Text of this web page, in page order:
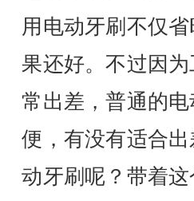
用电动牙刷不仅
果还好。不过因
常出差，普通的
便，有没有适合
动牙刷呢？带着